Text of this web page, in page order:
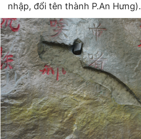
nhập, đổi tên thành P.An Hưng).